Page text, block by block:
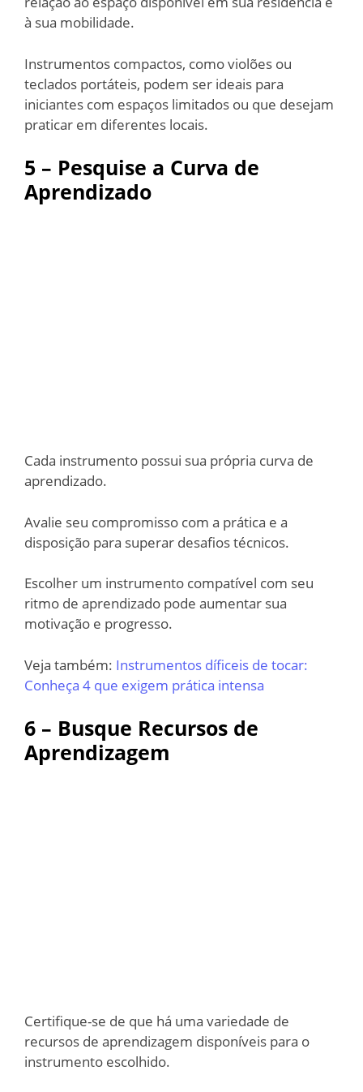
à sua mobilidade.
Instrumentos compactos, como violões ou
teclados portáteis, podem ser ideais para
iniciantes com espaços limitados ou que desejam
praticar em diferentes locais.
5 – Pesquise a Curva de
Aprendizado
Cada instrumento possui sua própria curva de
aprendizado.
Avalie seu compromisso com a prática e a
disposição para superar desafios técnicos.
Escolher um instrumento compatível com seu
ritmo de aprendizado pode aumentar sua
motivação e progresso.
Veja também: Instrumentos díficeis de tocar:
Conheça 4 que exigem prática intensa
6 – Busque Recursos de
Aprendizagem
Certifique-se de que há uma variedade de
recursos de aprendizagem disponíveis para o
instrumento escolhido.